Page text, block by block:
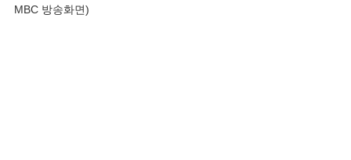
MBC 방송화면)